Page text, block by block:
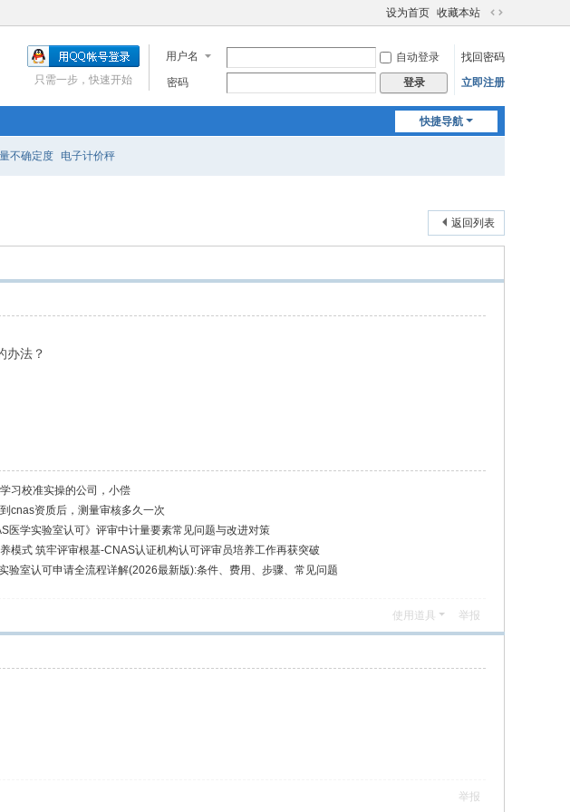
设为首页 收藏本站
切
到
宽
用户名 自动登录
找回密码
密码
登录 立即注册
只需一步，快速开始
快捷导航
不确定度 电子计价秤
返回列表
办法？
习校准实操的公司，小偿
cnas资质后，测量审核多久一次
医学实验室认可》评审中计量要素常见问题与改进对策
模式 筑牢评审根基-CNAS认证机构认可评审员培养工作再获突破
验室认可申请全流程详解(2026最新版):条件、费用、步骤、常见问题
使用道具 举报
举报